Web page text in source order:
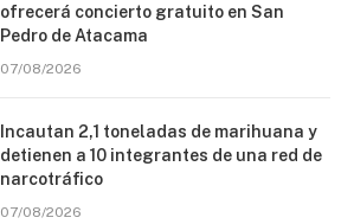
ofrecerá concierto gratuito en San
Pedro de Atacama
07/08/2026
Incautan 2,1 toneladas de marihuana y
detienen a 10 integrantes de una red de
narcotráfico
07/08/2026